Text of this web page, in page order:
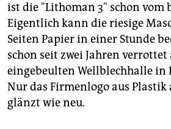
unterstützen
abo
genossenschaft
epaper login
ist die "Lithoman 3" schon vom
Eigentlich kann die riesige
Seiten Papier in einer Stunde
schon seit zwei Jahren
eingebeulten Wellblechhalle in
Nur das Firmenlogo aus
glänzt wie neu.